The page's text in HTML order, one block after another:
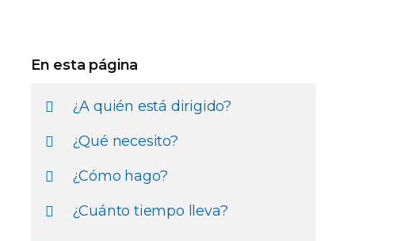
En esta página
¿A quién está dirigido?
¿Qué necesito?
¿Cómo hago?
¿Cuánto tiempo lleva?